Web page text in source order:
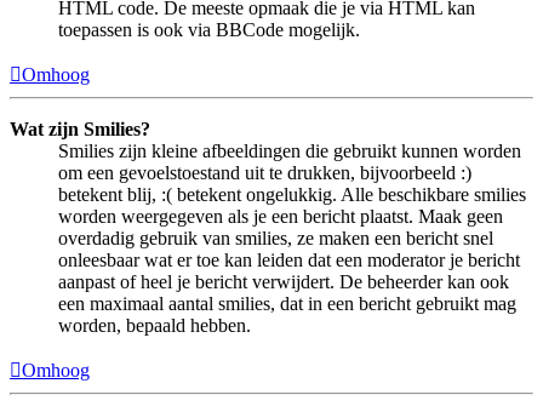
HTML code. De meeste opmaak die je via HTML kan
toepassen is ook via BBCode mogelijk.
Omhoog
Wat zijn Smilies?
Smilies zijn kleine afbeeldingen die gebruikt kunnen worden
om een gevoelstoestand uit te drukken, bijvoorbeeld :)
betekent blij, :( betekent ongelukkig. Alle beschikbare smilies
worden weergegeven als je een bericht plaatst. Maak geen
overdadig gebruik van smilies, ze maken een bericht snel
onleesbaar wat er toe kan leiden dat een moderator je bericht
aanpast of heel je bericht verwijdert. De beheerder kan ook
een maximaal aantal smilies, dat in een bericht gebruikt mag
worden, bepaald hebben.
Omhoog